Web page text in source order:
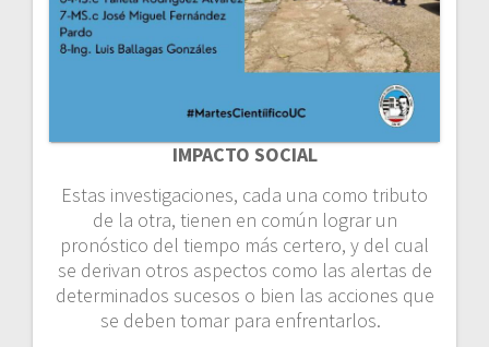
IMPACTO SOCIAL
Estas investigaciones, cada una como tributo
de la otra, tienen en común lograr un
pronóstico del tiempo más certero, y del cual
se derivan otros aspectos como las alertas de
determinados sucesos o bien las acciones que
se deben tomar para enfrentarlos.